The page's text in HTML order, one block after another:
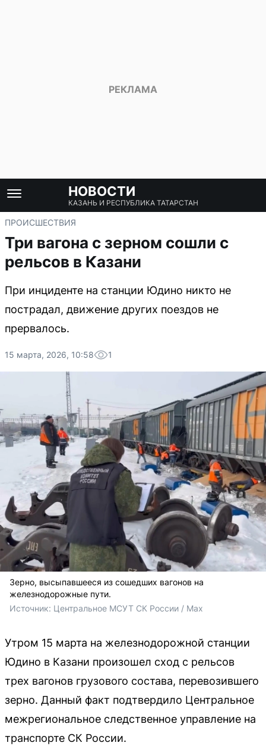
НОВОСТИ
КАЗАНЬ И РЕСПУБЛИКА ТАТАРСТАН
ПРОИСШЕСТВИЯ
Три вагона с зерном сошли с
рельсов в Казани
При инциденте на станции Юдино никто не
пострадал, движение других поездов не
прервалось.
15 марта, 2026, 10:58 1
Зерно, высыпавшееся из сошедших вагонов на
железнодорожные пути.
Источник: Центральное МСУТ СК России / Max
Утром 15 марта на железнодорожной станции
Юдино в Казани произошел сход с рельсов
трех вагонов грузового состава, перевозившего
зерно. Данный факт подтвердило Центральное
межрегиональное следственное управление на
транспорте СК России.